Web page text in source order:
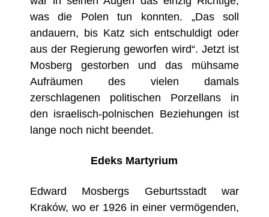
was die Polen tun konnten. „Das soll
andauern, bis Katz sich entschuldigt oder
aus der Regierung geworfen wird“. Jetzt ist
Mosberg gestorben und das mühsame
Aufräumen des vielen damals
zerschlagenen politischen Porzellans in
den israelisch-polnischen Beziehungen ist
lange noch nicht beendet.
Edeks Martyrium
Edward Mosbergs Geburtsstadt war
Kraków, wo er 1926 in einer vermögenden,